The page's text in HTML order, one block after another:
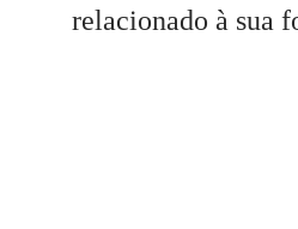
relacionado à sua